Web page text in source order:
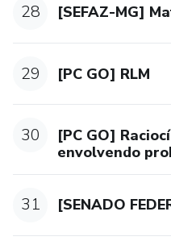
28 [SEFAZ-MG]
29 [PC GO] RLM
30
[PC GO]
envolvendo
31 [SENADO